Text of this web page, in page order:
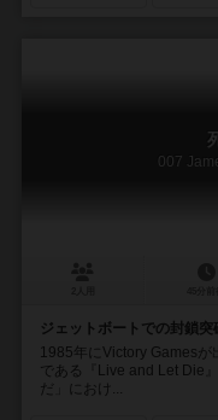
007
ジェットボートでの封鎖突
1985年にVictory Games
である『Live and Let Die
だ」におけ...